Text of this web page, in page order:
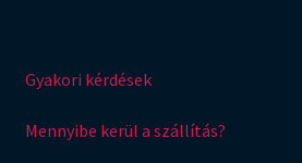
Gyakori kérdések
Mennyibe kerül a szállítás?